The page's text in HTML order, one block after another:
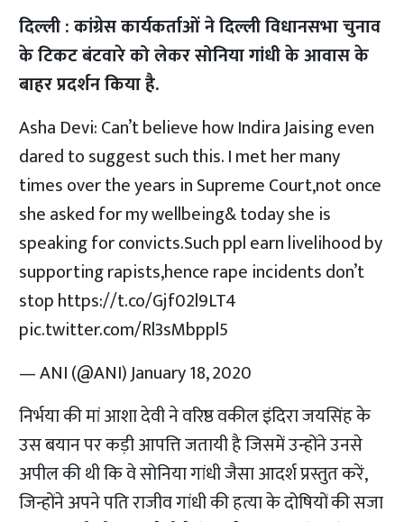
दिल्ली : कांग्रेस कार्यकर्ताओं ने दिल्ली विधानसभा चुनाव
के टिकट बंटवारे को लेकर सोनिया गांधी के आवास के
बाहर प्रदर्शन किया है.
Asha Devi: Can’t believe how Indira Jaising even
dared to suggest such this. I met her many
times over the years in Supreme Court,not once
she asked for my wellbeing& today she is
speaking for convicts.Such ppl earn livelihood by
supporting rapists,hence rape incidents don’t
stophttps://t.co/Gjf02l9LT4
pic.twitter.com/Rl3sMbppl5
— ANI (@ANI)January 18, 2020
निर्भया की मां आशा देवी ने वरिष्ठ वकील इंदिरा जयसिंह के
उस बयान पर कड़ी आपत्ति जतायी है जिसमें उन्होंने उनसे
अपील की थी कि वे सोनिया गांधी जैसा आदर्श प्रस्तुत करें,
जिन्होंने अपने पति राजीव गांधी की हत्या के दोषियों की सजा